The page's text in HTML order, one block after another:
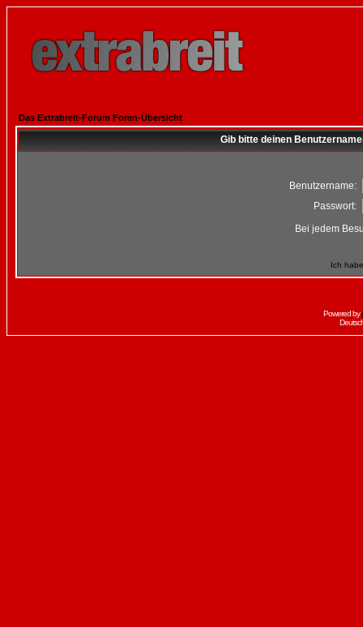
Das Extrabreit-Forum Foren-Übersicht
Gib bitte deinen
Benutzername:
Passwort:
Bei jedem
Ich
Powered by